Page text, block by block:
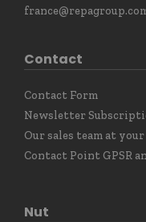
Contact
Contact Form
Newsletter
Our sales team at
Contact Point GPSR
Nut